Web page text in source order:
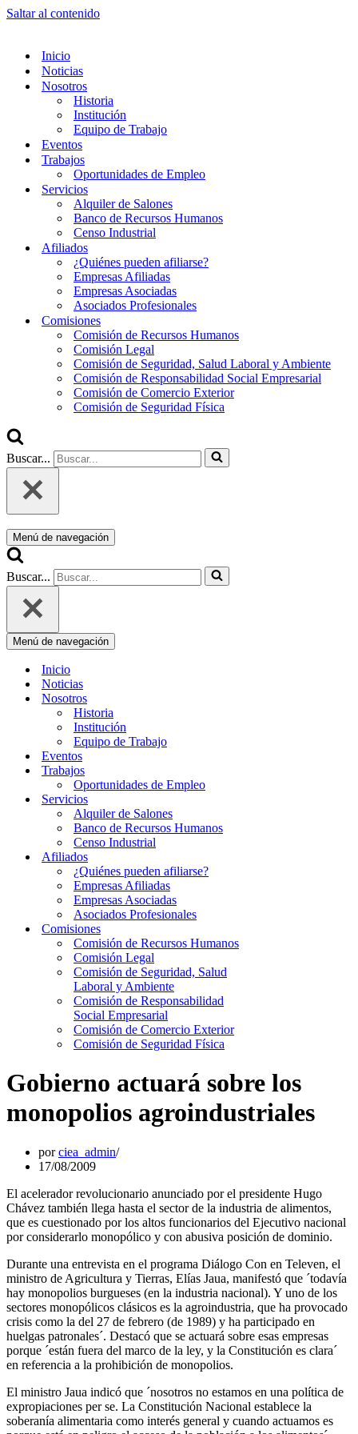
Saltar al contenido
Inicio
Noticias
Nosotros
Historia
Institución
Equipo de Trabajo
Eventos
Trabajos
Oportunidades de Empleo
Servicios
Alquiler de Salones
Banco de Recursos Humanos
Censo Industrial
Afiliados
¿Quiénes pueden afiliarse?
Empresas Afiliadas
Empresas Asociadas
Asociados Profesionales
Comisiones
Comisión de Recursos Humanos
Comisión Legal
Comisión de Seguridad, Salud Laboral y Ambiente
Comisión de Responsabilidad Social Empresarial
Comisión de Comercio Exterior
Comisión de Seguridad Física
Buscar...
Menú de navegación
Buscar...
Menú de navegación
Inicio
Noticias
Nosotros
Historia
Institución
Equipo de Trabajo
Eventos
Trabajos
Oportunidades de Empleo
Servicios
Alquiler de Salones
Banco de Recursos Humanos
Censo Industrial
Afiliados
¿Quiénes pueden afiliarse?
Empresas Afiliadas
Empresas Asociadas
Asociados Profesionales
Comisiones
Comisión de Recursos Humanos
Comisión Legal
Comisión de Seguridad, Salud
Laboral y Ambiente
Comisión de Responsabilidad
Social Empresarial
Comisión de Comercio Exterior
Comisión de Seguridad Física
Gobierno actuará sobre los
monopolios agroindustriales
porciea_admin
17/08/2009
El acelerador revolucionario anunciado por el presidente Hugo
Chávez también llega hasta el sector de la industria de alimentos,
que es cuestionado por los altos funcionarios del Ejecutivo nacional
por considerarlo monopólico y con abusiva posición de dominio.
Durante una entrevista en el programa Diálogo Con en Televen, el
ministro de Agricultura y Tierras, Elías Jaua, manifestó que ´todavía
hay monopolios burgueses (en la industria nacional). Y uno de los
sectores monopólicos clásicos es la agroindustria, que ha provocado
crisis como la del 27 de febrero (de 1989) y ha participado en
huelgas patronales´. Destacó que se actuará sobre esas empresas
porque ´están fuera del marco de la ley, y la Constitución es clara´
en referencia a la prohibición de monopolios.
El ministro Jaua indicó que ´nosotros no estamos en una política de
expropiaciones per se. La Constitución Nacional establece la
soberanía alimentaria como interés general y cuando actuamos es